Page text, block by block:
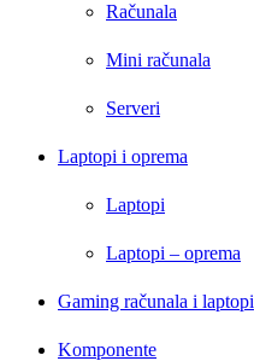
Računala
Mini računala
Serveri
Laptopi i oprema
Laptopi
Laptopi – oprema
Gaming računala i laptopi
Komponente